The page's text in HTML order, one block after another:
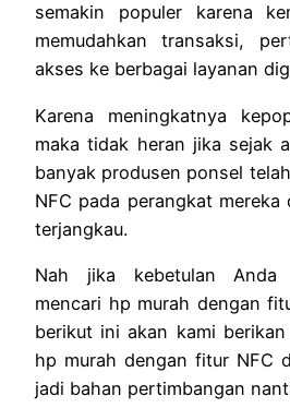
semakin populer karena
memudahkan transaksi,
akses ke berbagai layanan
Karena meningkatnya
maka tidak heran jika sejak
banyak produsen ponsel
NFC pada perangkat mereka
terjangkau.
Nah jika kebetulan Anda
mencari hp murah dengan
berikut ini akan kami
hp murah dengan fitur NFC
jadi bahan pertimbangan